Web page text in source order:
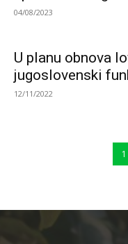
04/08/2023
U planu obnova
jugoslovenski
12/11/2022
1